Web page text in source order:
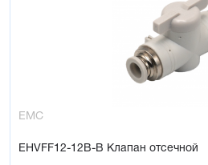
EMC
EHVFF12-12B-B Клапан отсечной